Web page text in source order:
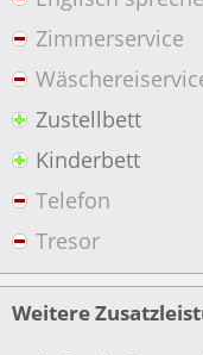
Zimmerservice
Zustellbett
Kinderbett
Telefon
Tresor
Weitere